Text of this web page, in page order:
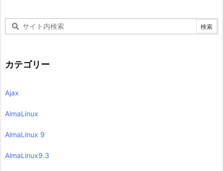
カテゴリー
Ajax
AlmaLinux
AlmaLinux 9
AlmaLinux9.3